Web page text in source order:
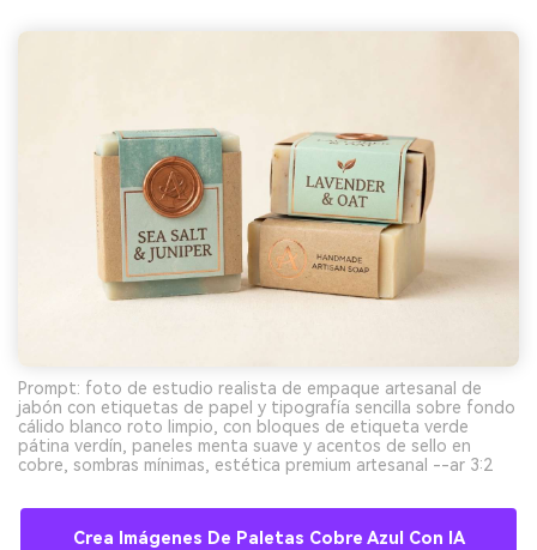
Prompt: foto de estudio realista de empaque artesanal de
jabón con etiquetas de papel y tipografía sencilla sobre fondo
cálido blanco roto limpio, con bloques de etiqueta verde
pátina verdín, paneles menta suave y acentos de sello en
cobre, sombras mínimas, estética premium artesanal --ar 3:2
Crea Imágenes De Paletas Cobre Azul Con IA